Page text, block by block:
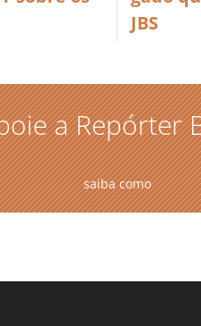
JBS
a Repórter
saiba como